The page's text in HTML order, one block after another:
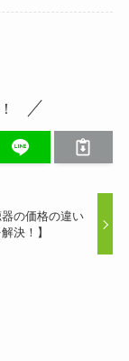
の価格の違い
決！】